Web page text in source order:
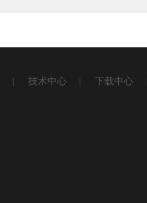
技术中心 下载中心